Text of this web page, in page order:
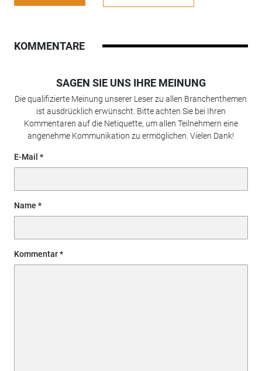
KOMMENTARE
SAGEN SIE UNS IHRE MEINUNG
Die qualifizierte Meinung unserer Leser zu allen Branchenthemen
ist ausdrücklich erwünscht. Bitte achten Sie bei Ihren
Kommentaren auf die Netiquette, um allen Teilnehmern eine
angenehme Kommunikation zu ermöglichen. Vielen Dank!
E-Mail
Name
Kommentar